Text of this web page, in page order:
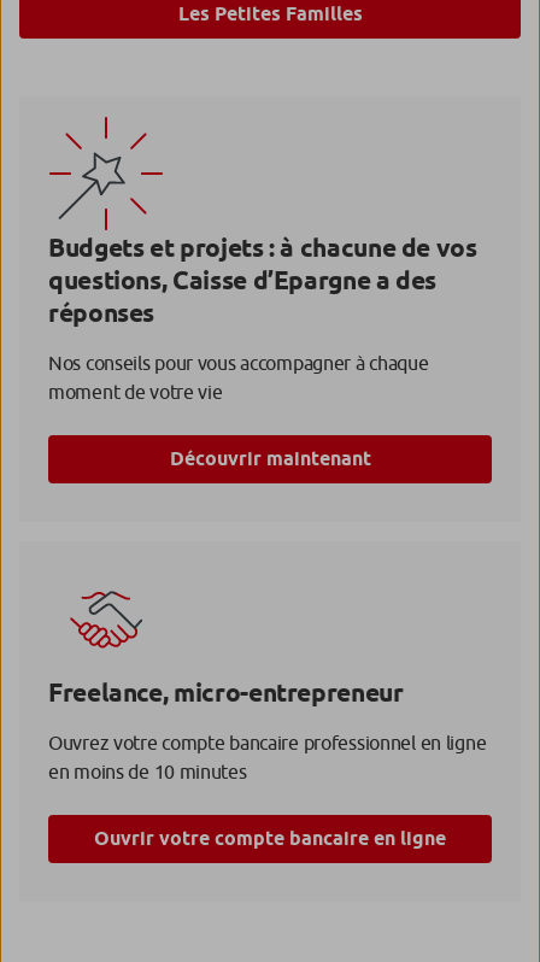
Les Petites Familles
Budgets et projets : à chacune de vos
questions, Caisse d’Epargne a des
réponses
Nos conseils pour vous accompagner à chaque
moment de votre vie
Découvrir maintenant
Freelance, micro-entrepreneur
Ouvrez votre compte bancaire professionnel en ligne
en moins de 10 minutes
Ouvrir votre compte bancaire en ligne